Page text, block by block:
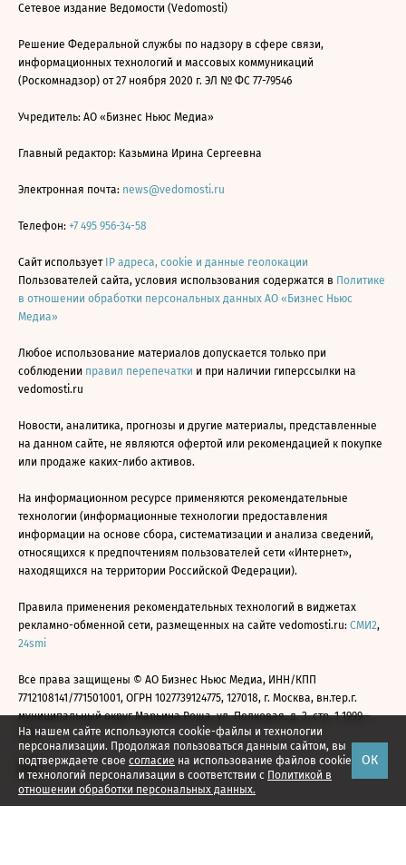
На нашем сайте используются cookie-файлы и технологии
персонализации. Продолжая пользоваться данным сайтом, вы
подтверждаете свое согласие на использование файлов cookie
и технологий персонализации в соответствии с Политикой в
отношении обработки персональных данных.
ОК
Сетевое издание Ведомости (Vedomosti)
Решение Федеральной службы по надзору в сфере связи,
информационных технологий и массовых коммуникаций
(Роскомнадзор) от 27 ноября 2020 г. ЭЛ № ФС 77-79546
Учредитель: АО «Бизнес Ньюс Медиа»
Главный редактор: Казьмина Ирина Сергеевна
Электронная почта: news@vedomosti.ru
Телефон: +7 495 956-34-58
Сайт использует IP адреса, cookie и данные геолокации
Пользователей сайта, условия использования содержатся в Политике
в отношении обработки персональных данных АО «Бизнес Ньюс
Медиа»
Любое использование материалов допускается только при
соблюдении правил перепечатки и при наличии гиперссылки на
vedomosti.ru
Новости, аналитика, прогнозы и другие материалы, представленные
на данном сайте, не являются офертой или рекомендацией к покупке
или продаже каких-либо активов.
На информационном ресурсе применяются рекомендательные
технологии (информационные технологии предоставления
информации на основе сбора, систематизации и анализа сведений,
относящихся к предпочтениям пользователей сети «Интернет»,
находящихся на территории Российской Федерации).
Правила применения рекомендательных технологий в виджетах
рекламно-обменной сети, размещенных на сайте vedomosti.ru: СМИ2,
24smi
Все права защищены © АО Бизнес Ньюс Медиа, ИНН/КПП
7712108141/771501001, ОГРН 1027739124775, 127018, г. Москва, вн.тер.г.
муниципальный округ Марьина Роща, ул. Полковая, д. 3, стр. 1 1999—
2026